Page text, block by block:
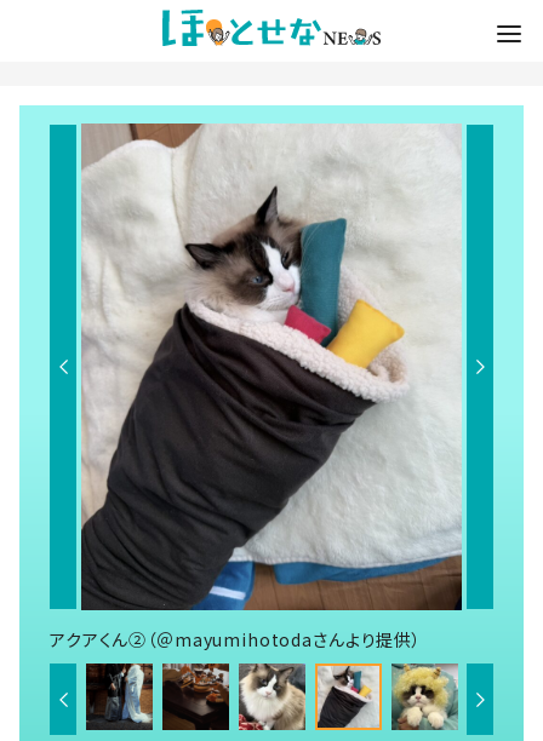
アクアくん②（＠mayumihotodaさんより提供）